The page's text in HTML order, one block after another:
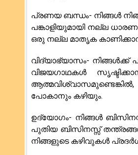
പ്രണയ ബന്ധം- നിങ്ങൾ
പങ്കാളിയുമായി നല്ല ധാരണ
ഒരു നല്ല മാതൃക
വിദ്യാഭ്യാസം-
വിജയഗാഥകൾ
പോകാനും കഴിയും.
ഉദ്യോഗം- നിങ്ങൾ
പുതിയ ബിസിനസ്സ്
നിങ്ങളുടെ കഴിവുകൾ